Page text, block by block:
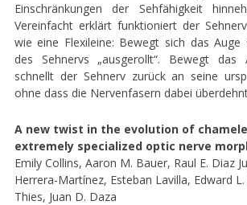
Einschränkungen der Sehfähigkeit
Vereinfacht erklärt funktioniert der
wie eine Flexileine: Bewegt sich das
des Sehnervs „ausgerollt“. Bewegt das
schnellt der Sehnerv zurück an seine
ohne dass die Nervenfasern dabei
A new twist in the evolution of
extremely specialized optic nerve
Emily Collins, Aaron M. Bauer, Raul E. Diaz
Herrera-Martínez, Esteban Lavilla, Edward
Thies, Juan D. Daza